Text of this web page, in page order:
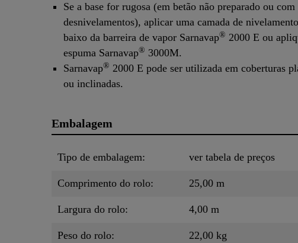
Se a base for rugosa (em betão não preparado ou com
desnivelamentos), aplicar uma camada de
baixo da barreira de vapor Sarnavap® 2000 E ou
espuma Sarnavap® 3000M.
Sarnavap® 2000 E pode ser utilizada em coberturas
ou inclinadas.
Embalagem
Tipo de embalagem: ver tabela de preços
Comprimento do rolo: 25,00 m
Largura do rolo: 4,00 m
Peso do rolo: 22,00 kg